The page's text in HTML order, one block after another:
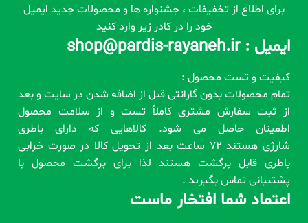
برای اطلاع از تخفیفات ، جشنواره ها و محصولات جدید ایمیل
خود را در کادر زیر وارد کنید
ایمیل : shop@pardis-rayaneh.ir
کیفیت و تست محصول :
تمام محصولات بدون گارانتی قبل از اضافه شدن در سایت و بعد
از ثبت سفارش مشتری کاملاً تست و از سلامت محصول
اطمینان حاصل می شود. کالاهایی که دارای باطری
شارژی هستند 72 ساعت بعد از تحویل کالا در صورت خرابی
باطری قابل برگشت هستند لذا برای برگشت محصول با
پشتیبانی تماس بگیرید .
اعتماد شما افتخار ماست